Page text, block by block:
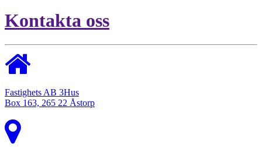
Kontakta oss
Fastighets AB 3Hus
Box 163, 265 22 Åstorp